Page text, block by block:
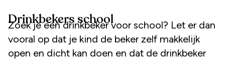
Drinkbekers school
Zoek je een drinkbeker voor school? Let er dan
vooral op dat je kind de beker zelf makkelijk
open en dicht kan doen en dat de drinkbeker